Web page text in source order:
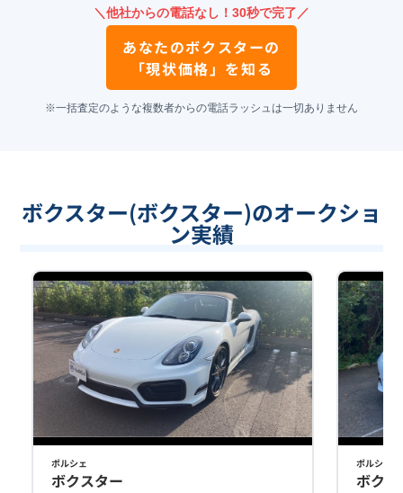
＼他社からの電話なし！30秒で完了／
あなたのボクスターの
「現状価格」を知る
※一括査定のような複数者からの電話ラッシュは一切ありません
ボクスター(ボクスター)のオークショ
ン実績
ポルシェ
ボクスター
ポルシェ
ボク